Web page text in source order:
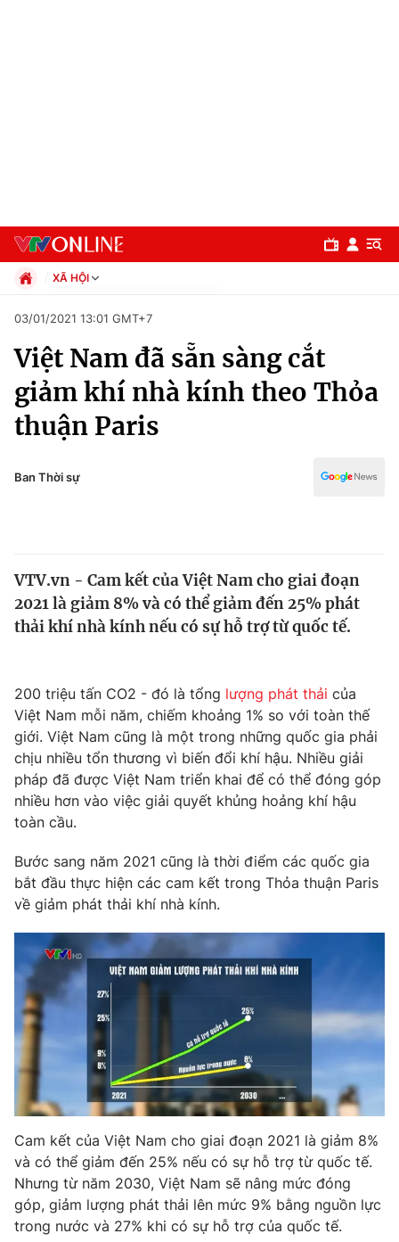
Chuyên mục
Chính trị
Thế giới
Thế giới đó đây
Câu chuyện quốc tế
Tài chính
Thị trường
Góc doanh nghiệp
Dữ liệu và đời sống
Truyền hình
Phim VTV
Nhân vật
Khán giả
Giải sao mai
Giải trí
Điện ảnh
Âm nhạc
Đời sống
Du lịch
Làm đẹp
Chất lượng cuộc sống
Tuyển sinh
Học trực tuyến
Công nghệ
Hitech Công nghệ tương lai
Sản phẩm
Thị trường
Tư vấn
Giao lưu trực tuyến
Lịch phát sóng
Chuyên mục khác
Emagazine Podcast
Photo Infographic
XÃ HỘI
Xã hội
Pháp luật
Thể thao
Truyền hình
Văn hóa - Giải trí
Đời sống
03/01/2021 13:01 GMT+7
Việt Nam đã sẵn sàng cắt
giảm khí nhà kính theo Thỏa
thuận Paris
Ban Thời sự
VTV.vn - Cam kết của Việt Nam cho giai đoạn
2021 là giảm 8% và có thể giảm đến 25% phát
thải khí nhà kính nếu có sự hỗ trợ từ quốc tế.
200 triệu tấn CO2 - đó là tổng lượng phát thải của
Việt Nam mỗi năm, chiếm khoảng 1% so với toàn thế
giới. Việt Nam cũng là một trong những quốc gia phải
chịu nhiều tổn thương vì biến đổi khí hậu. Nhiều giải
pháp đã được Việt Nam triển khai để có thể đóng góp
nhiều hơn vào việc giải quyết khủng hoảng khí hậu
toàn cầu.
Bước sang năm 2021 cũng là thời điểm các quốc gia
bắt đầu thực hiện các cam kết trong Thỏa thuận Paris
về giảm phát thải khí nhà kính.
Cam kết của Việt Nam cho giai đoạn 2021 là giảm 8%
và có thể giảm đến 25% nếu có sự hỗ trợ từ quốc tế.
Nhưng từ năm 2030, Việt Nam sẽ nâng mức đóng
góp, giảm lượng phát thải lên mức 9% bằng nguồn lực
trong nước và 27% khi có sự hỗ trợ của quốc tế.